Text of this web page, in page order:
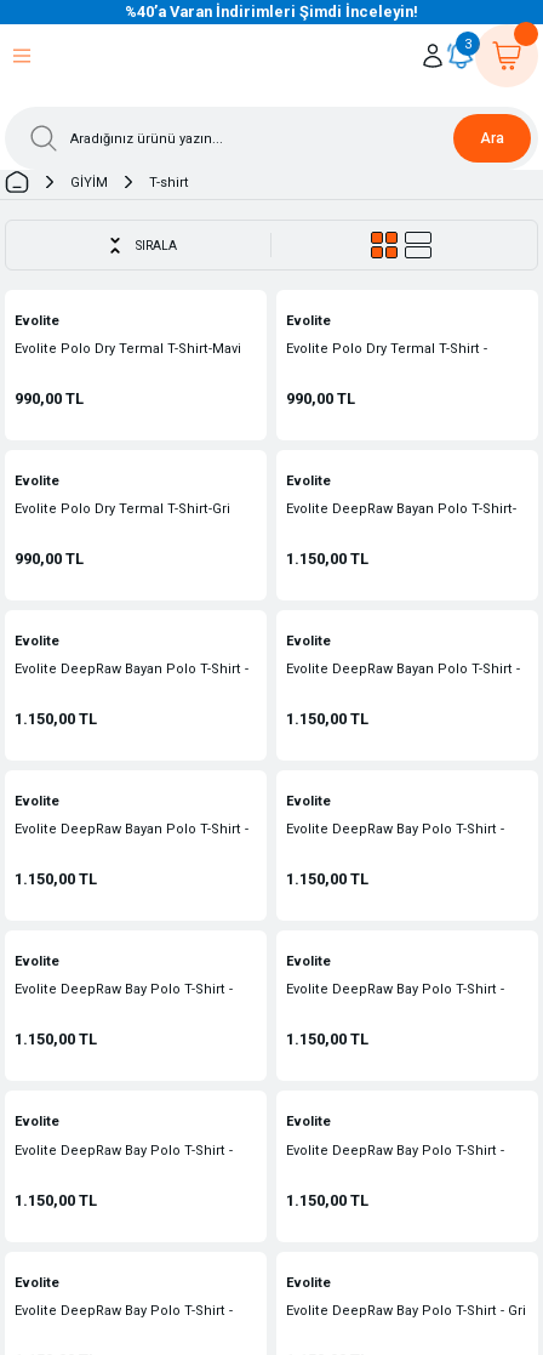
%40’a Varan İndirimleri Şimdi İnceleyin!
Ara
3
GİYİM T-shirt
SIRALA
Evolite
Evolite Polo Dry Termal T-Shirt-Mavi
990,00 TL
Evolite
Evolite Polo Dry Termal T-Shirt -
990,00 TL
Evolite
Evolite Polo Dry Termal T-Shirt-Gri
990,00 TL
Evolite
Evolite DeepRaw Bayan Polo T-Shirt-
1.150,00 TL
Evolite
Evolite DeepRaw Bayan Polo T-Shirt -
1.150,00 TL
Evolite
Evolite DeepRaw Bayan Polo T-Shirt -
1.150,00 TL
Evolite
Evolite DeepRaw Bayan Polo T-Shirt -
1.150,00 TL
Evolite
Evolite DeepRaw Bay Polo T-Shirt -
1.150,00 TL
Evolite
Evolite DeepRaw Bay Polo T-Shirt -
1.150,00 TL
Evolite
Evolite DeepRaw Bay Polo T-Shirt -
1.150,00 TL
Evolite
Evolite DeepRaw Bay Polo T-Shirt -
1.150,00 TL
Evolite
Evolite DeepRaw Bay Polo T-Shirt -
1.150,00 TL
Evolite
Evolite DeepRaw Bay Polo T-Shirt -
Evolite
Evolite DeepRaw Bay Polo T-Shirt - Gri